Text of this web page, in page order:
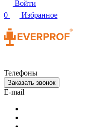
Войти
0
Избранное
Телефоны
Заказать звонок
E-mail